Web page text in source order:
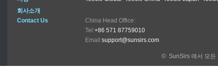
회사소개
Contact Us
China Head Office:
Tel:+86 571 87759010
Email:support@sunsirs.com
© SunSirs 에서 모